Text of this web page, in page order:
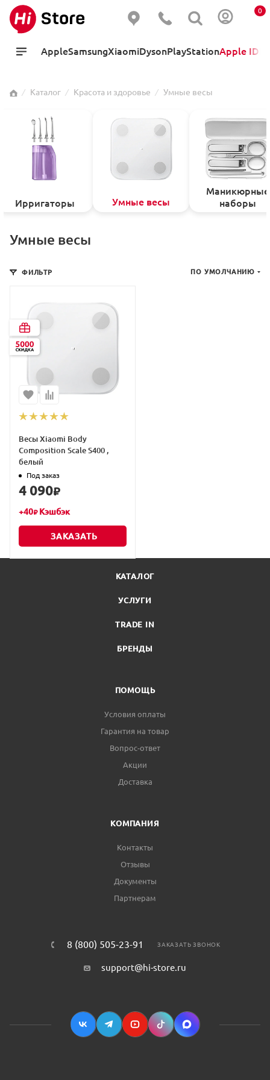
0
AppleSamsungXiaomiDysonPlayStationApple ID
⁄ Каталог ⁄ Красота и здоровье ⁄ Умные весы
Ирригаторы Умные весы
Маникюрные
наборы
Умные весы
ФИЛЬТР ПО УМОЛЧАНИЮ
Весы Xiaomi Body
Composition Scale S400 ,
белый
Под заказ
4 090₽
+40₽Кэшбэк
ЗАКАЗАТЬ
КАТАЛОГ
УСЛУГИ
TRADE IN
БРЕНДЫ
ПОМОЩЬ
Условия оплаты
Гарантия на товар
Вопрос-ответ
Акции
Доставка
КОМПАНИЯ
Контакты
Отзывы
Документы
Партнерам
8 (800) 505-23-91 ЗАКАЗАТЬ ЗВОНОК
support@hi-store.ru